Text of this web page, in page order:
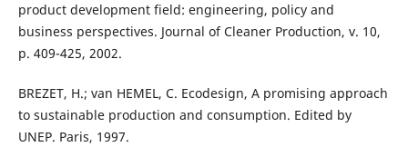
product development field: engineering, policy and
business perspectives. Journal of Cleaner Production, v. 10,
p. 409-425, 2002.
BREZET, H.; van HEMEL, C. Ecodesign, A promising approach
to sustainable production and consumption. Edited by
UNEP. Paris, 1997.